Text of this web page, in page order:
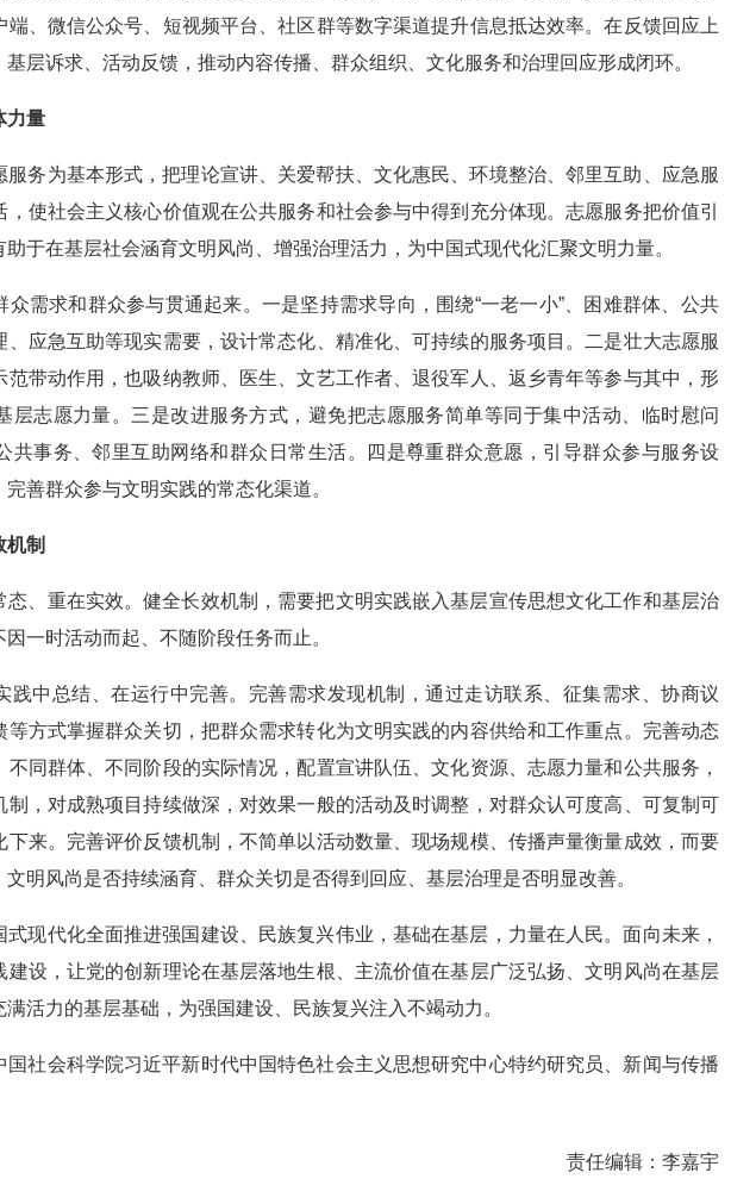
端、微信公众号、短视频平台、社区群等数字渠道提升信息抵达效率。在反馈回应上
层诉求、活动反馈，推动内容传播、群众组织、文化服务和治理回应形成闭环。
力量
服务为基本形式，把理论宣讲、关爱帮扶、文化惠民、环境整治、邻里互助、应急服
使社会主义核心价值观在公共服务和社会参与中得到充分体现。志愿服务把价值引
于在基层社会涵育文明风尚、增强治理活力，为中国式现代化汇聚文明力量。
众需求和群众参与贯通起来。一是坚持需求导向，围绕“一老一小”、困难群体、公共
应急互助等现实需要，设计常态化、精准化、可持续的服务项目。二是壮大志愿服
范带动作用，也吸纳教师、医生、文艺工作者、退役军人、返乡青年等参与其中，形
层志愿力量。三是改进服务方式，避免把志愿服务简单等同于集中活动、临时慰问
共事务、邻里互助网络和群众日常生活。四是尊重群众意愿，引导群众参与服务设
善群众参与文明实践的常态化渠道。
机制
态、重在实效。健全长效机制，需要把文明实践嵌入基层宣传思想文化工作和基层治
一时活动而起、不随阶段任务而止。
践中总结、在运行中完善。完善需求发现机制，通过走访联系、征集需求、协商议
等方式掌握群众关切，把群众需求转化为文明实践的内容供给和工作重点。完善动态
同群体、不同阶段的实际情况，配置宣讲队伍、文化资源、志愿力量和公共服务，
制，对成熟项目持续做深，对效果一般的活动及时调整，对群众认可度高、可复制可
下来。完善评价反馈机制，不简单以活动数量、现场规模、传播声量衡量成效，而要
明风尚是否持续涵育、群众关切是否得到回应、基层治理是否明显改善。
式现代化全面推进强国建设、民族复兴伟业，基础在基层，力量在人民。面向未来，
建设，让党的创新理论在基层落地生根、主流价值在基层广泛弘扬、文明风尚在基层
活力的基层基础，为强国建设、民族复兴注入不竭动力。
国社会科学院习近平新时代中国特色社会主义思想研究中心特约研究员、新闻与传播
责任编辑： 李嘉宇